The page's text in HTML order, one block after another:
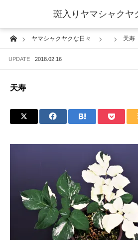
斑入りヤマシャクヤ
Homeヤマシャクヤクな日々 天寿
UPDATE 2018.02.16
天寿
当サイトについて
斑入りヤマシャクヤクの魅力 ギャ